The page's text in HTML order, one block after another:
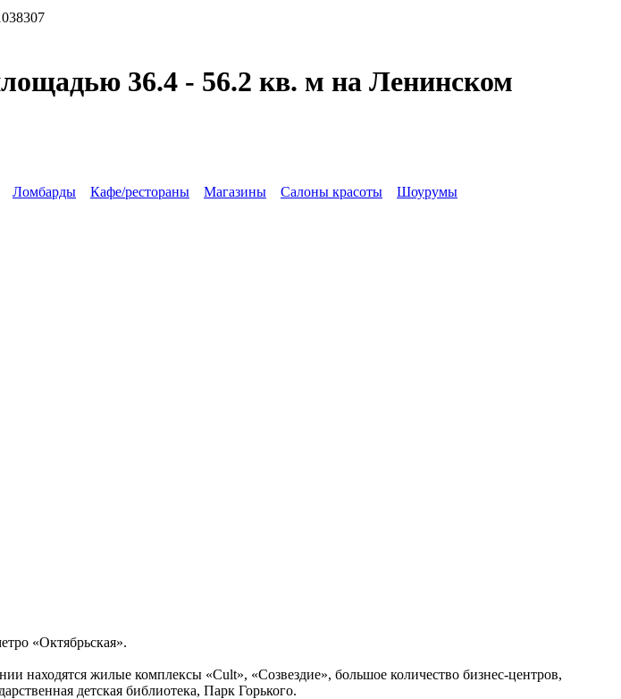
36.4 - 56.2 кв. м на Ленинском
Ломбарды Кафе/рестораны Магазины Салоны красоты
Шоурумы
«Октябрьская».
жилые комплексы «Cult», «Созвездие», большое количество бизнес-центров,
детская библиотека, Парк Горького.